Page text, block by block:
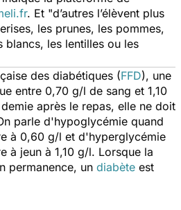
. Et "d’autres l’élèvent plus
les prunes, les pommes,
blancs, les lentilles ou les
des diabétiques (FFD), une
entre 0,70 g/l de sang et 1,10
après le repas, elle ne doit
parle d'hypoglycémie quand
à 0,60 g/l et d'hyperglycémie
à jeun à 1,10 g/l. Lorsque la
permanence, un diabète est